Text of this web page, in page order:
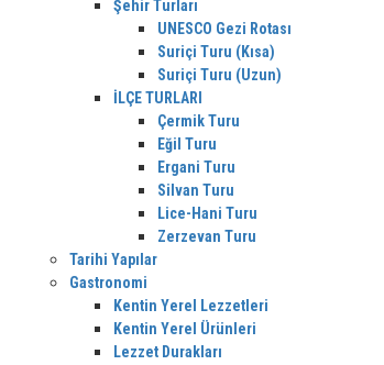
Şehir Turları
UNESCO Gezi Rotası
Suriçi Turu (Kısa)
Suriçi Turu (Uzun)
İLÇE TURLARI
Çermik Turu
Eğil Turu
Ergani Turu
Silvan Turu
Lice-Hani Turu
Zerzevan Turu
Tarihi Yapılar
Gastronomi
Kentin Yerel Lezzetleri
Kentin Yerel Ürünleri
Lezzet Durakları